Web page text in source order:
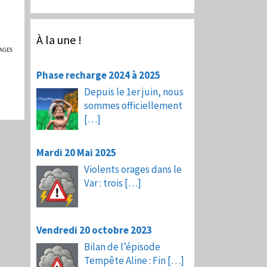
À la une !
Phase recharge 2024 à 2025
Depuis le 1er juin, nous
sommes officiellement
[…]
Mardi 20 Mai 2025
Violents orages dans le
Var : trois […]
Vendredi 20 octobre 2023
Bilan de l’épisode
Tempête Aline : Fin[…]